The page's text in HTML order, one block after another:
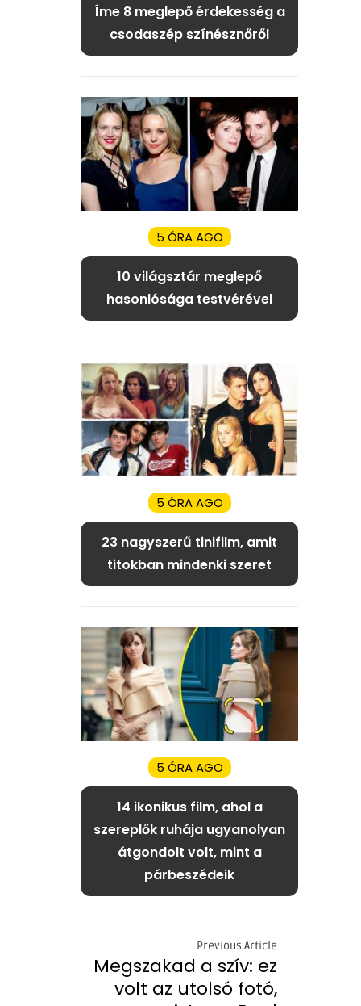
Íme 8 meglepő érdekesség a
csodaszép színésznőről
5 ÓRA AGO
10 világsztár meglepő
hasonlósága testvérével
5 ÓRA AGO
23 nagyszerű tinifilm, amit
titokban mindenki szeret
5 ÓRA AGO
14 ikonikus film, ahol a
szereplők ruhája ugyanolyan
átgondolt volt, mint a
párbeszédeik
Previous Article
Megszakad a szív: ez
volt az utolsó fotó,